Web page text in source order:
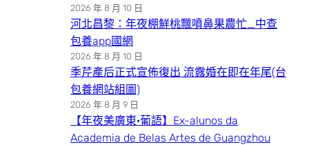
2026 年 8 月 10 日
河北昌黎：年夜棚鮮桃飄噴鼻果農忙_中查
包養app國網
2026 年 8 月 10 日
季芹產后正式宣佈復出 流露婚在即在年尾(台
包養網站組圖)
2026 年 8 月 9 日
【年夜美廣東·葡語】Ex-alunos da
Academia de Belas Artes de Guangzhou